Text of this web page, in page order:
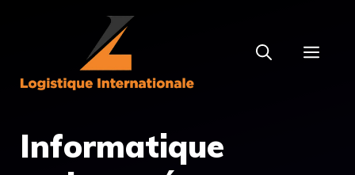
Informatique